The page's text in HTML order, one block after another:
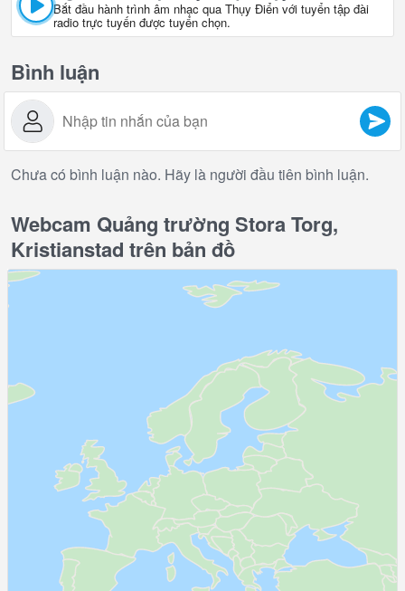
Bắt đầu hành trình âm nhạc qua Thụy Điển với tuyển tập đài
radio trực tuyến được tuyển chọn.
Bình luận
Chưa có bình luận nào. Hãy là người đầu tiên bình luận.
Webcam Quảng trường Stora Torg,
Kristianstad trên bản đồ